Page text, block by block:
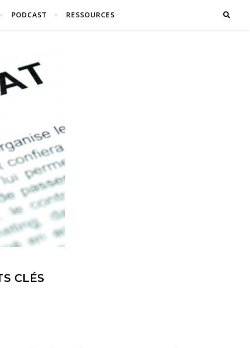
PODCAST RESSOURCES
CLÉS